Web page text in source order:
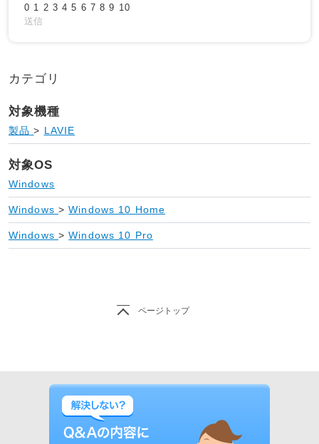
0 1 2 3 4 5 6 7 8 9 10
送信
カテゴリ
対象機種
製品 > LAVIE
対象OS
Windows
Windows > Windows 10 Home
Windows > Windows 10 Pro
ページトップ